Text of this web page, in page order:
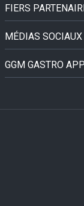
FIERS
MÉDIAS SOCIAUX
GGM GASTRO APP